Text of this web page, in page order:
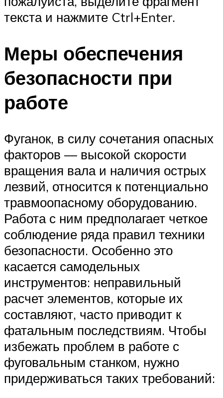
текста и нажмите Ctrl+Enter.
Меры обеспечения
безопасности при
работе
Фуганок, в силу сочетания опасных
факторов — высокой скорости
вращения вала и наличия острых
лезвий, относится к потенциально
травмоопасному оборудованию.
Работа с ним предполагает четкое
соблюдение ряда правил техники
безопасности. Особенно это
касается самодельных
инструментов: неправильный
расчет элементов, которые их
составляют, часто приводит к
фатальным последствиям. Чтобы
избежать проблем в работе с
фуговальным станком, нужно
придерживаться таких требований: